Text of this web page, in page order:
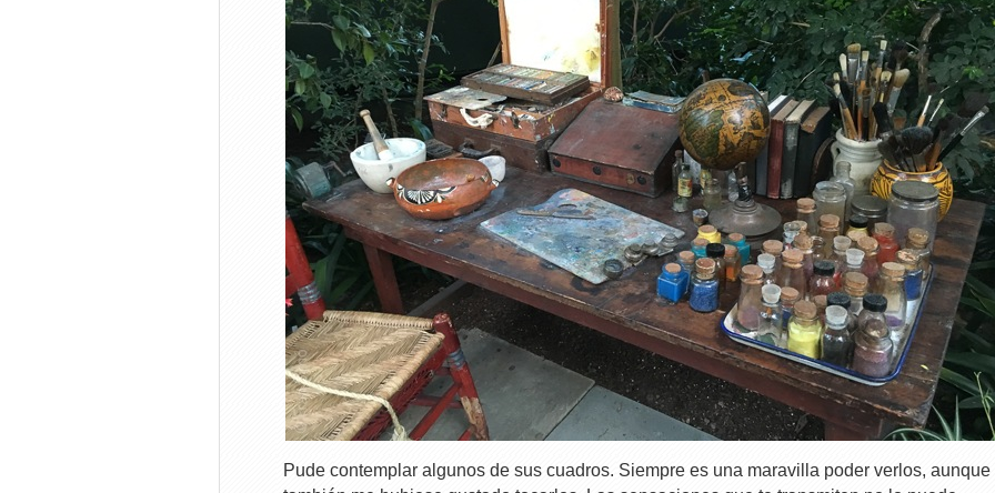
Pude contemplar algunos de sus cuadros. Siempre es una maravilla poder verlos, aunque